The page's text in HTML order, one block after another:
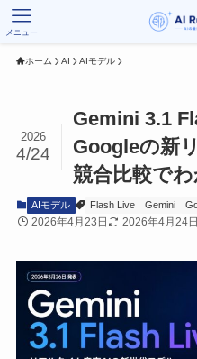
メニュー
ホーム AI AIモデル
Gemini 3.1
Googleの新
競合比較で
2026
4/24
AIモデル Flash Live Gemini
2026年4月23日 2026年4月24日